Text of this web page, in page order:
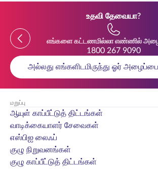
உதவி தேவையா?
Previous
எங்களை கட்டணமில்லா எண்ணில்
1800 267 9090
அல்லது எங்களிடமிருந்து ஓர்
மறுப்பு
ஆயுள் காப்பீட்டுத் திட்டங்கள்
வாடிக்கையாளர் சேவைகள்
எஸ்பிஐ லைஃப்
குழு நிறுவனங்கள்
குழு காப்பீட்டுத் திட்டங்கள்